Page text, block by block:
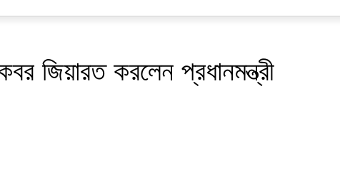
জিয়ারত করলেন প্রধানমন্ত্রী